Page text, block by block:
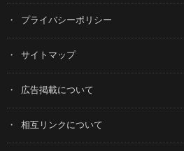
プライバシーポリシー
サイトマップ
広告掲載について
相互リンクについて